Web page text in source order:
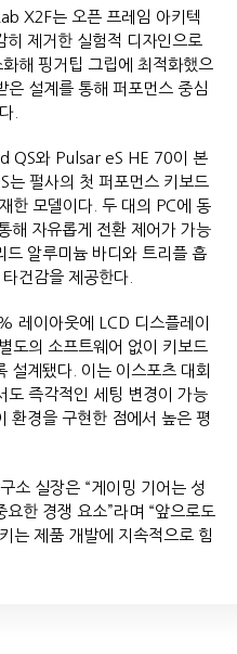
X2F는 오픈 프레임 아키텍
히 제거한 실험적 디자인으로
해 핑거팁 그립에 최적화했으
은 설계를 통해 퍼포먼스 중심
다.
QS와 Pulsar eS HE 70이 본
펄사의 첫 퍼포먼스 키보드
한 모델이다. 두 대의 PC에 동
해 자유롭게 전환 제어가 가능
드 알루미늄 바디와 트리플 흡
타건감을 제공한다.
레이아웃에 LCD 디스플레이
도의 소프트웨어 없이 키보드
설계됐다. 이는 이스포츠 대회
도 즉각적인 세팅 변경이 가능
환경을 구현한 점에서 높은 평
소 실장은 “게이밍 기어는 성
한 경쟁 요소”라며 “앞으로도
는 제품 개발에 지속적으로 힘